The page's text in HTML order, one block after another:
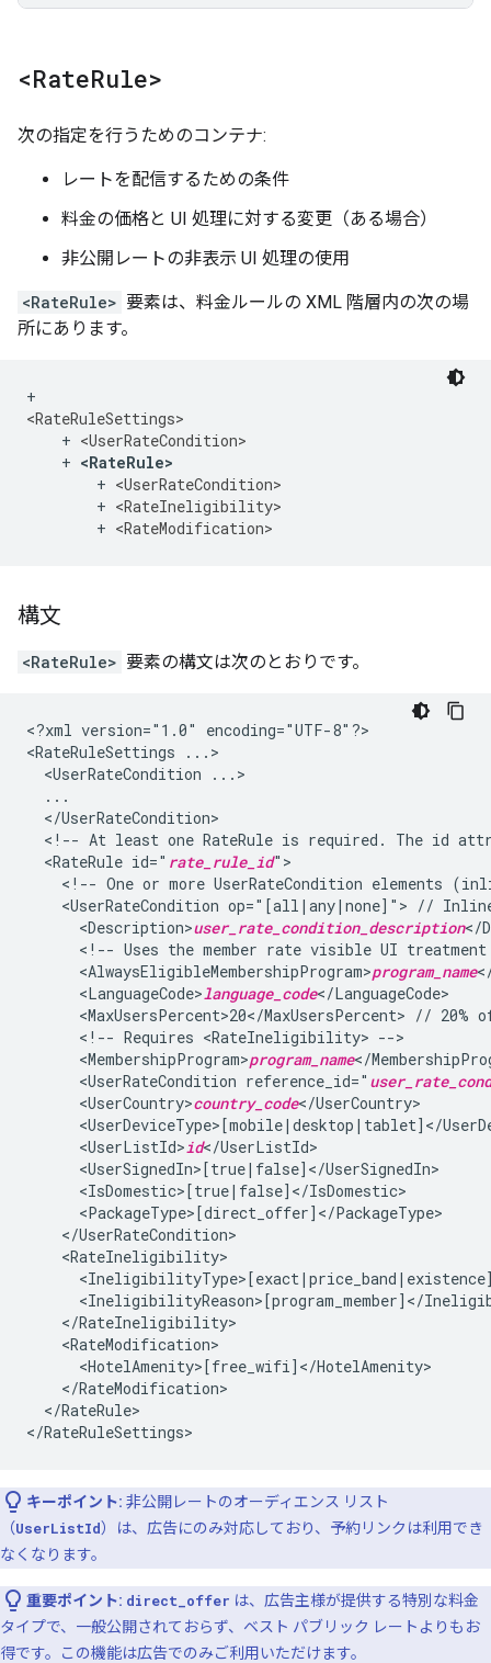
<RateRule>
次の指定を行うためのコンテナ:
レートを配信するための条件
料金の価格と UI 処理に対する変更（ある場合）
非公開レートの非表示 UI 処理の使用
<RateRule> 要素は、料金ルールの XML 階層内の次の場
所にあります。
+
<RateRuleSettings>
    +
<UserRateCondition>
    +
<RateRule>
        +
<UserRateCondition>
        +
<RateIneligibility>
        +
<RateModification>
構文
<RateRule> 要素の構文は次のとおりです。
<?xml version="1.0"
encoding="UTF-8"?>
<RateRuleSettings
<UserRateCondition
<!-- At least one RateRule is required. The id
<RateRule id=" rate_rule_id
<!-- One or more UserRateCondition elements
<UserRateCondition op="[all|any|none]"> //
<Description>user_rate_condition_description
<!-- Uses the member rate visible UI treatment
<AlwaysEligibleMembershipProgram>program_name
<LanguageCode>language_code
<MaxUsersPercent>20</MaxUsersPercent> // 20%
<!-- Requires <RateIneligibility>
<MembershipProgram>program_name
<UserRateCondition reference_id="
<UserCountry>country_code
<UserListId>id
</RateRule>
キーポイント: 非公開レートのオーディエンス リスト
（UserListId）は、広告にのみ対応しており、予約リンクは利用でき
なくなります。
重要ポイント: direct_offer は、広告主様が提供する特別な料金
タイプで、一般公開されておらず、ベスト パブリック レートよりもお
得です。この機能は広告でのみご利用いただけます。